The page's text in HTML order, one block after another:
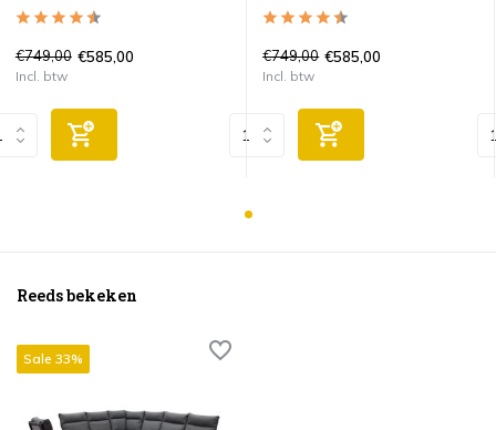
€749,00 €585,00
Incl. btw
€749,00 €585,00
Incl. btw
Reeds bekeken
Sale 33%